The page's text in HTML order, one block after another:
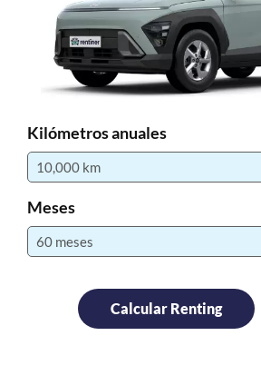
Kilómetros anuales
Meses